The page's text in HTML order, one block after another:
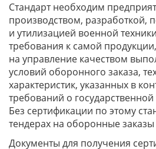
Стандарт необходим
производством, разработкой,
и утилизацией военной
требования к самой
на управление качеством
условий оборонного заказа,
характеристик, указанных в
требований о
Без сертификации по этому
тендерах на оборонные
Документы для получения